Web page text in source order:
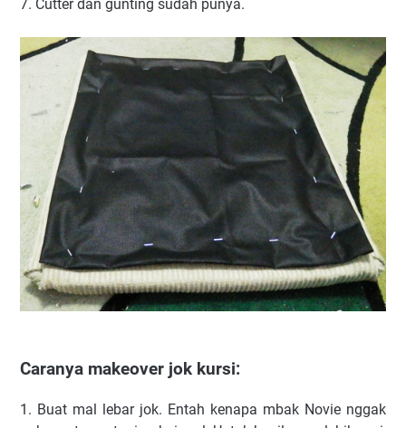
7. Cutter dan gunting sudah punya.
Caranya makeover jok kursi:
1. Buat mal lebar jok. Entah kenapa mbak Novie nggak